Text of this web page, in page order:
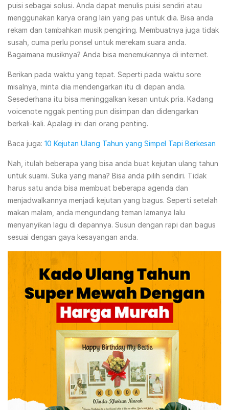
puisi sebagai solusi. Anda dapat menulis puisi sendiri atau
menggunakan karya orang lain yang pas untuk dia. Bisa anda
rekam dan tambahkan musik pengiring. Membuatnya juga tidak
susah, cuma perlu ponsel untuk merekam suara anda.
Bagaimana musiknya? Anda bisa menemukannya di internet.
Berikan pada waktu yang tepat. Seperti pada waktu sore
misalnya, minta dia mendengarkan itu di depan anda.
Sesederhana itu bisa meninggalkan kesan untuk pria. Kadang
voicenote nggak penting pun disimpan dan didengarkan
berkali-kali. Apalagi ini dari orang penting.
Baca juga: 10 Kejutan Ulang Tahun yang Simpel Tapi Berkesan
Nah, itulah beberapa yang bisa anda buat kejutan ulang tahun
untuk suami. Suka yang mana? Bisa anda pilih sendiri. Tidak
harus satu anda bisa membuat beberapa agenda dan
menjadwalkannya menjadi kejutan yang bagus. Seperti setelah
makan malam, anda mengundang teman lamanya lalu
menyanyikan lagu di depannya. Susun dengan rapi dan bagus
sesuai dengan gaya kesayangan anda.